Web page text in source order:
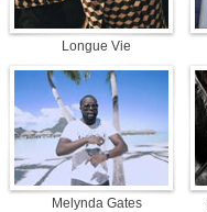
Longue Vie
Melynda Gates